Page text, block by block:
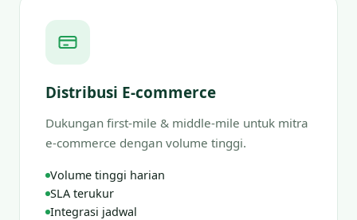
Distribusi E-commerce
Dukungan first-mile & middle-mile untuk mitra
e-commerce dengan volume tinggi.
Volume tinggi harian
SLA terukur
Integrasi jadwal